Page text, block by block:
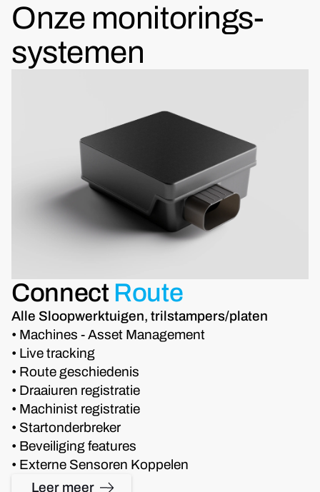
Onze monitorings-
systemen
Connect Route
Alle Sloopwerktuigen, trilstampers/platen
• Machines - Asset Management
• Live tracking
• Route geschiedenis
• Draaiuren registratie
• Machinist registratie
• Startonderbreker
• Beveiliging features
• Externe Sensoren Koppelen
Leer meer